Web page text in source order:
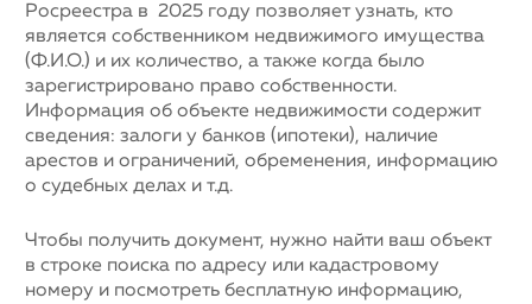
Росреестра в 2025 году позволяет узнать, кто
является собственником недвижимого имущества
(Ф.И.О.) и их количество, а также когда было
зарегистрировано право собственности.
Информация об объекте недвижимости содержит
сведения: залоги у банков (ипотеки), наличие
арестов и ограничений, обременения, информацию
о судебных делах и т.д.
Чтобы получить документ, нужно найти ваш объект
в строке поиска по адресу или кадастровому
номеру и посмотреть бесплатную информацию,